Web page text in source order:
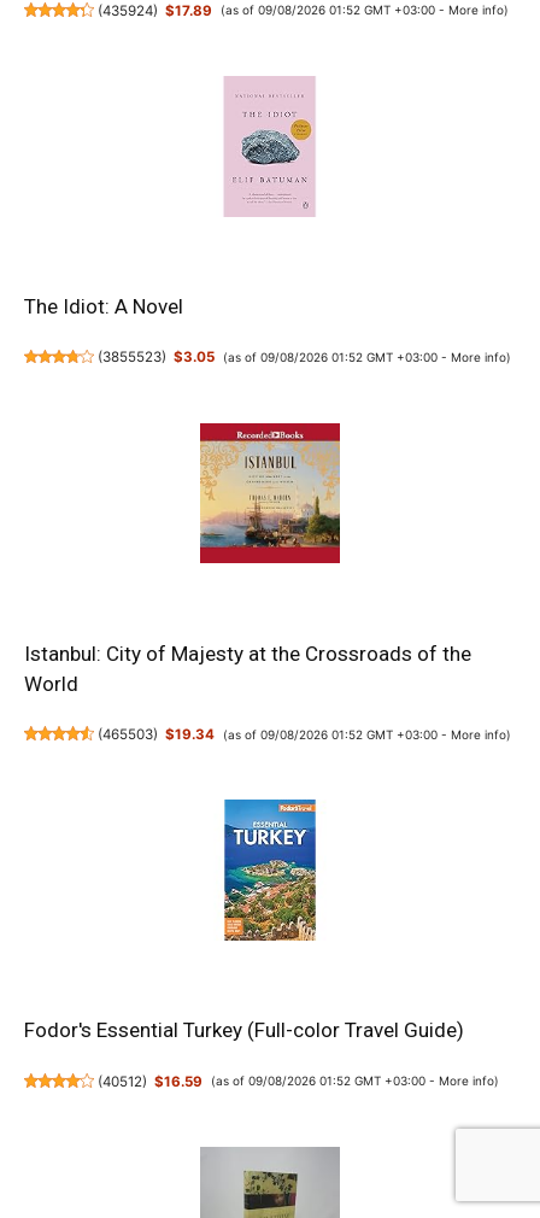
(435924) $17.89 (as of 09/08/2026 01:52 GMT +03:00 - More info)
The Idiot: A Novel
(3855523) $3.05 (as of 09/08/2026 01:52 GMT +03:00 - More info)
Istanbul: City of Majesty at the Crossroads of the
World
(465503) $19.34 (as of 09/08/2026 01:52 GMT +03:00 - More info)
Fodor's Essential Turkey (Full-color Travel Guide)
(40512) $16.59 (as of 09/08/2026 01:52 GMT +03:00 - More info)